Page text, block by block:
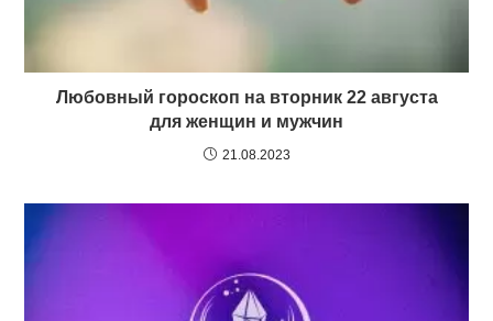
Любовный гороскоп на вторник 22 августа
для женщин и мужчин
21.08.2023